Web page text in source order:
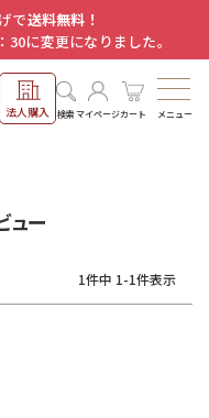
で送料無料！
に変更になりました。
法人購入 検索マイページカート メニュー
ュー
1件中 1-1件表示